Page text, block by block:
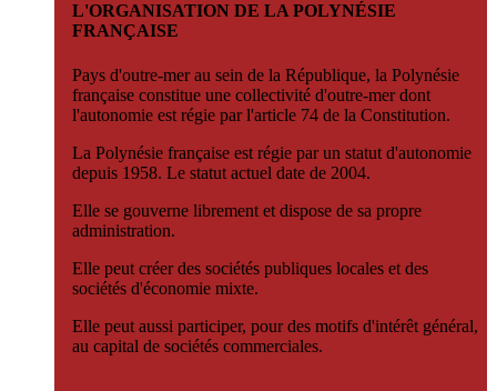
L'ORGANISATION DE LA POLYNÉSIE
FRANÇAISE
Pays d'outre-mer au sein de la République, la Polynésie
française constitue une collectivité d'outre-mer dont
l'autonomie est régie par l'article 74 de la Constitution.
La Polynésie française est régie par un statut d'autonomie
depuis 1958. Le statut actuel date de 2004.
Elle se gouverne librement et dispose de sa propre
administration.
Elle peut créer des sociétés publiques locales et des
sociétés d'économie mixte.
Elle peut aussi participer, pour des motifs d'intérêt général,
au capital de sociétés commerciales.